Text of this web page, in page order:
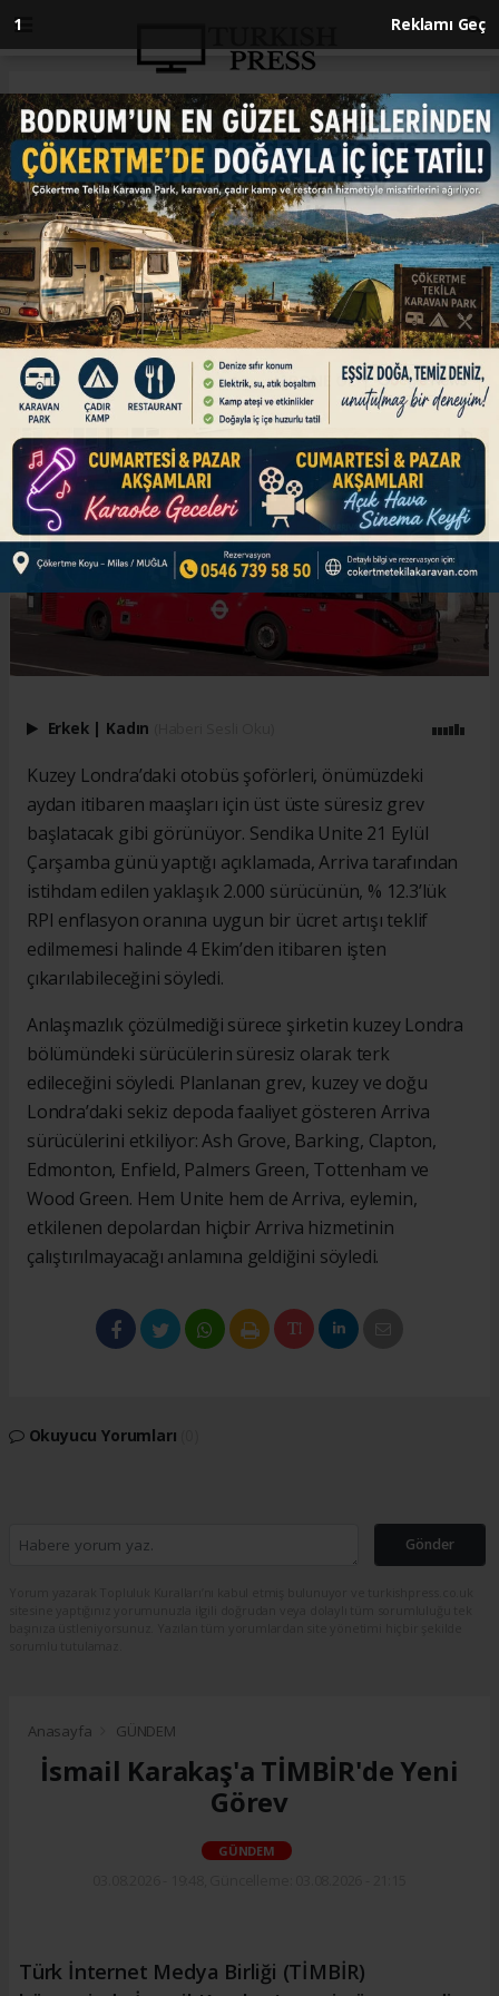
Anasayfa İNGİLTERE
Kuzey Londra’daki otobüs
şoförleri süresiz grev
başlatabilir
İNGİLTERE
21.09.2022 - 23:12, Güncelleme: 21.09.2022 - 23:12
ABONE OL
Erkek Kadın
Kuzey Londra’daki otobüs şoförleri, önümüzdeki
aydan itibaren maaşları için üst üste süresiz grev
başlatacak gibi görünüyor. Sendika Unite 21 Eylül
Çarşamba günü yaptığı açıklamada, Arriva tarafından
istihdam edilen yaklaşık 2.000 sürücünün, % 12.3’lük
RPI enflasyon oranına uygun bir ücret artışı teklif
edilmemesi halinde 4 Ekim’den itibaren işten
çıkarılabileceğini söyledi.
Anlaşmazlık çözülmediği sürece şirketin kuzey Londra
bölümündeki sürücülerin süresiz olarak terk
edileceğini söyledi. Planlanan grev, kuzey ve doğu
Londra’daki sekiz depoda faaliyet gösteren Arriva
sürücülerini etkiliyor: Ash Grove, Barking, Clapton,
Edmonton, Enfield, Palmers Green, Tottenham ve
Wood Green. Hem Unite hem de Arriva, eylemin,
etkilenen depolardan hiçbir Arriva hizmetinin
çalıştırılmayacağı anlamına geldiğini söyledi.
Okuyucu Yorumları
Gönder
Anasayfa GÜNDEM
İsmail Karakaş'a TİMBİR'de Yeni
Görev
GÜNDEM
Türk İnternet Medya Birliği (TİMBİR)